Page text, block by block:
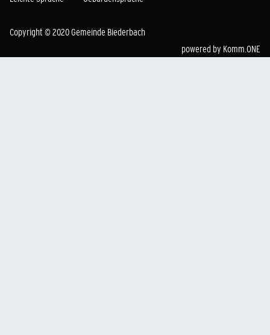
Copyright © 2020 Gemeinde Biederbach
powered by Komm.ONE